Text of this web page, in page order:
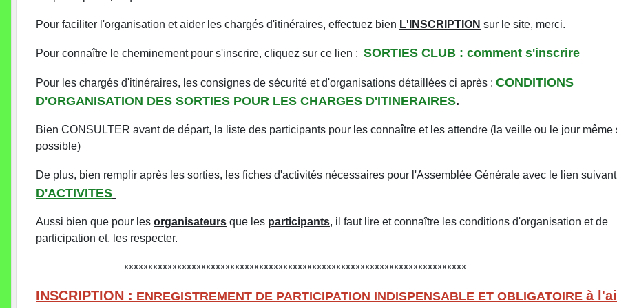
Pour faciliter l'organisation et aider les chargés d'itinéraires, effectuez bien L'INSCRIPTION sur le site, merci.
Pour connaître le cheminement pour s'inscrire, cliquez sur ce lien : SORTIES CLUB : comment s'inscrire
Pour les chargés d'itinéraires, les consignes de sécurité et d'organisations détaillées ci après : CONDITIONS
D'ORGANISATION DES SORTIES POUR LES CHARGES D'ITINERAIRES.
Bien CONSULTER avant de départ, la liste des participants pour les connaître et les attendre (la veille ou le jour même
possible)
De plus, bien remplir après les sorties, les fiches d'activités nécessaires pour l'Assemblée Générale avec le lien suivant
D'ACTIVITES
Aussi bien que pour les organisateurs que les participants, il faut lire et connaître les conditions d'organisation et de
participation et, les respecter.
xxxxxxxxxxxxxxxxxxxxxxxxxxxxxxxxxxxxxxxxxxxxxxxxxxxxxxxxxxxxxxxxxxxxxxx
INSCRIPTION : ENREGISTREMENT DE PARTICIPATION INDISPENSABLE ET OBLIGATOIRE à